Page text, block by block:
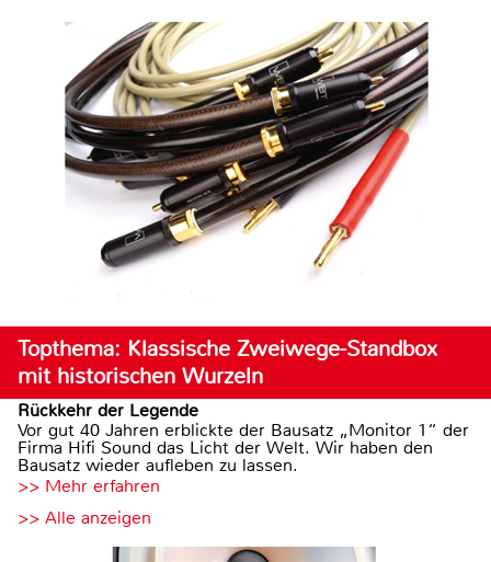
Topthema: Klassische Zweiwege-Standbox
mit historischen Wurzeln
Rückkehr der Legende
Vor gut 40 Jahren erblickte der Bausatz „Monitor 1“ der
Firma Hifi Sound das Licht der Welt. Wir haben den
Bausatz wieder aufleben zu lassen.
>> Mehr erfahren
>> Alle anzeigen